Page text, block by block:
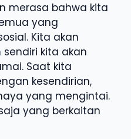
merasa bahwa kita
yang
Kita akan
kita akan
Saat kita
kesendirian,
yang mengintai.
yang berkaitan